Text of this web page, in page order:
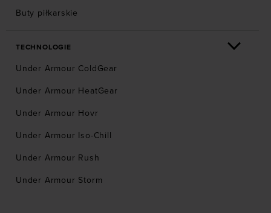
Buty piłkarskie
TECHNOLOGIE
Under Armour ColdGear
Under Armour HeatGear
Under Armour Hovr
Under Armour Iso-Chill
Under Armour Rush
Under Armour Storm